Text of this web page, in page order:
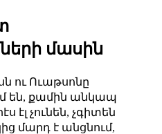
մասին
ու Ուաթսոնը
են, քամին անկապ
էլ չունեն, չգիտեն
մարդ է անցնում,